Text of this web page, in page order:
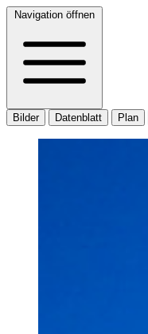
Navigation öffnen
Bilder Datenblatt Plan